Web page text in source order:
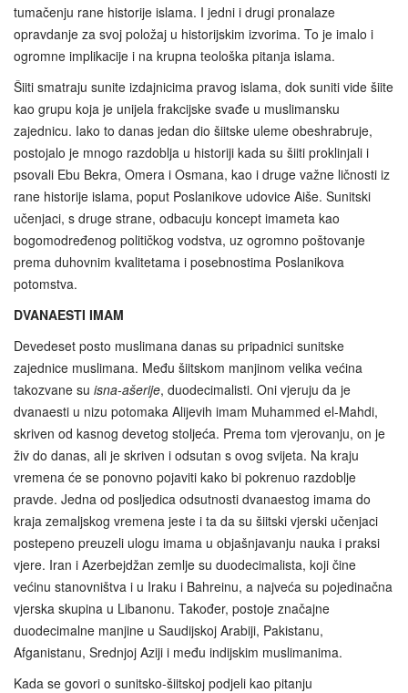
tumačenju rane historije islama. I jedni i drugi pronalaze
opravdanje za svoj položaj u historijskim izvorima. To je imalo i
ogromne implikacije i na krupna teološka pitanja islama.
Šiiti smatraju sunite izdajnicima pravog islama, dok suniti vide šiite
kao grupu koja je unijela frakcijske svađe u muslimansku
zajednicu. Iako to danas jedan dio šiitske uleme obeshrabruje,
postojalo je mnogo razdoblja u historiji kada su šiiti proklinjali i
psovali Ebu Bekra, Omera i Osmana, kao i druge važne ličnosti iz
rane historije islama, poput Poslanikove udovice Aiše. Sunitski
učenjaci, s druge strane, odbacuju koncept imameta kao
bogomodređenog političkog vodstva, uz ogromno poštovanje
prema duhovnim kvalitetama i posebnostima Poslanikova
potomstva.
DVANAESTI IMAM
Devedeset posto muslimana danas su pripadnici sunitske
zajednice muslimana. Među šiitskom manjinom velika većina
takozvane su isna-ašerije, duodecimalisti. Oni vjeruju da je
dvanaesti u nizu potomaka Alijevih imam Muhammed el-Mahdi,
skriven od kasnog devetog stoljeća. Prema tom vjerovanju, on je
živ do danas, ali je skriven i odsutan s ovog svijeta. Na kraju
vremena će se ponovno pojaviti kako bi pokrenuo razdoblje
pravde. Jedna od posljedica odsutnosti dvanaestog imama do
kraja zemaljskog vremena jeste i ta da su šiitski vjerski učenjaci
postepeno preuzeli ulogu imama u objašnjavanju nauka i praksi
vjere. Iran i Azerbejdžan zemlje su duodecimalista, koji čine
većinu stanovništva i u Iraku i Bahreinu, a najveća su pojedinačna
vjerska skupina u Libanonu. Također, postoje značajne
duodecimalne manjine u Saudijskoj Arabiji, Pakistanu,
Afganistanu, Srednjoj Aziji i među indijskim muslimanima.
Kada se govori o sunitsko-šiitskoj podjeli kao pitanju